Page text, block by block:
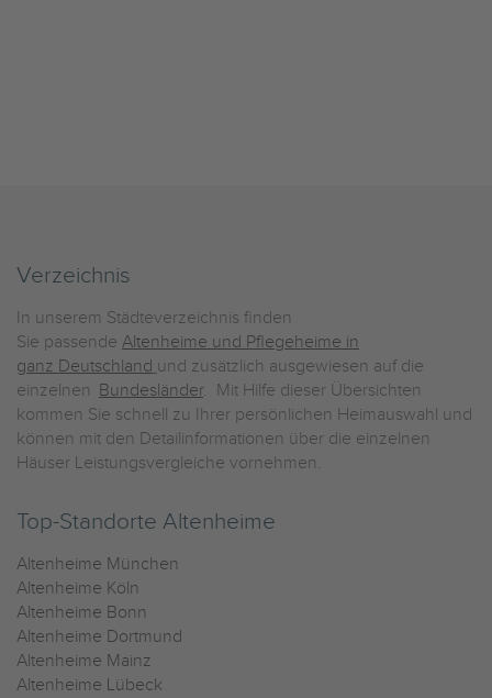
Verzeichnis
In unserem Städteverzeichnis finden
Sie passende Altenheime und Pflegeheime in
ganz Deutschland und zusätzlich ausgewiesen auf die
einzelnen Bundesländer. Mit Hilfe dieser Übersichten
kommen Sie schnell zu Ihrer persönlichen Heimauswahl und
können mit den Detailinformationen über die einzelnen
Häuser Leistungsvergleiche vornehmen.
Top-Standorte Altenheime
Altenheime München
Altenheime Köln
Altenheime Bonn
Altenheime Dortmund
Altenheime Mainz
Altenheime Lübeck